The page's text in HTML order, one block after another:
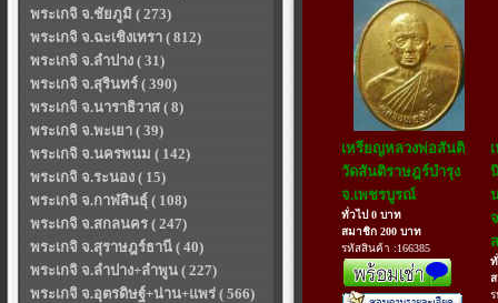
พระเกจิ จ.ชัยภูมิ ( 273)
พระเกจิ จ.ฉะเชิงเทรา ( 812)
พระเกจิ จ.ลำปาง ( 31)
พระเกจิ จ.สุรินทร์ ( 390)
พระเกจิ จ.นาราธิวาส ( 8)
พระเกจิ จ.พะเยา ( 39)
พระเกจิ จ.นครพนม ( 142)
พระเกจิ จ.ระนอง ( 15)
พระเกจิ จ.กาฬสินธุ์ ( 108)
พระเกจิ จ.สกลนคร ( 247)
พระเกจิ จ.สุราษฎร์ธานี ( 40)
พระเกจิ จ.ลำปาง+ลำพูน ( 227)
พระเกจิ จ.อุตรดิษฐ์+น่าน+แพร่ ( 566)
เหรียญหลวงพ่อสันติ
วัดสันติราษฎร์บำรุง
จ.เพชรบูรณ์
ทั่วไป 0 บาท
สมาชิก 200 บาท
รหัสสินค้า :166385